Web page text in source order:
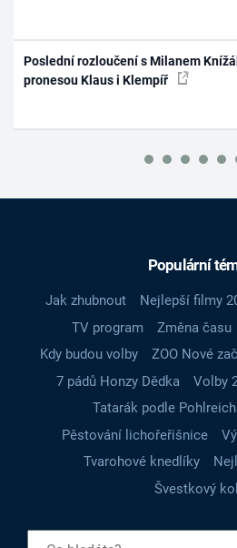
Poslední rozloučení s Milanem
pronesou Klaus i Klempíř
Populární
Jak zhubnout Nejlepší filmy
TV program
Změna času
Kdy budou volby
ZOO Nové
7 pádů Honzy Dědka
Volby
Tatarák podle
Pěstování lichořeřišnice
Tvarohové knedlíky
Švestkový